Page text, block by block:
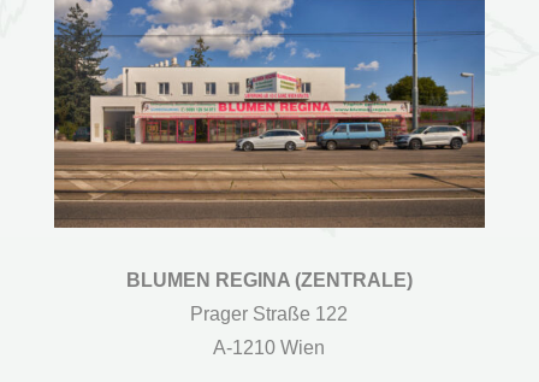
BLUMEN REGINA (ZENTRALE)
Prager Straße 122
A-1210 Wien